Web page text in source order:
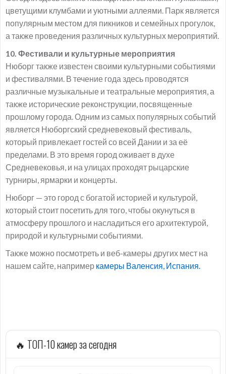
цветущими клумбами и уютными аллеями. Парк является
популярным местом для пикников и семейных прогулок,
а также проведения различных культурных мероприятий.
10. Фестивали и культурные мероприятия
Нюборг также известен своими культурными событиями
и фестивалями. В течение года здесь проводятся
различные музыкальные и театральные мероприятия, а
также исторические реконструкции, посвященные
прошлому города. Одним из самых популярных событий
является Нюборгский средневековый фестиваль,
который привлекает гостей со всей Дании и за её
пределами. В это время город оживает в духе
Средневековья, и на улицах проходят рыцарские
турниры, ярмарки и концерты.
Нюборг — это город с богатой историей и культурой,
который стоит посетить для того, чтобы окунуться в
атмосферу прошлого и насладиться его архитектурой,
природой и культурными событиями.
Также можно посмотреть и веб-камеры других мест на
нашем сайте, например камеры Валенсия, Испания.
🔥 ТОП-10 камер за сегодня